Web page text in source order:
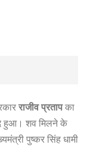
राजीव प्रतापका
हुआ। शव मिलने के
पुष्कर सिंह धामी